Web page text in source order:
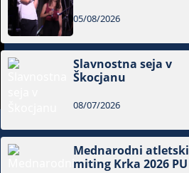
05/08/2026
Slavnostna seja v
Škocjanu
08/07/2026
Mednarodni atletski
miting Krka 2026 PU